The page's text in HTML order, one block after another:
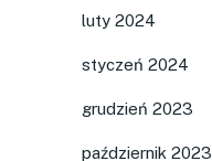
luty 2024
styczeń 2024
grudzień 2023
październik 2023